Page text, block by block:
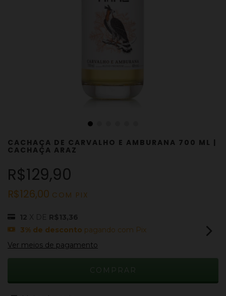
CACHAÇA DE CARVALHO E AMBURANA 700 ML |
CACHAÇA ARAZ
R$129,90
R$126,00 COM PIX
12 X DE R$13,36
3% de desconto pagando com Pix
Ver meios de pagamento